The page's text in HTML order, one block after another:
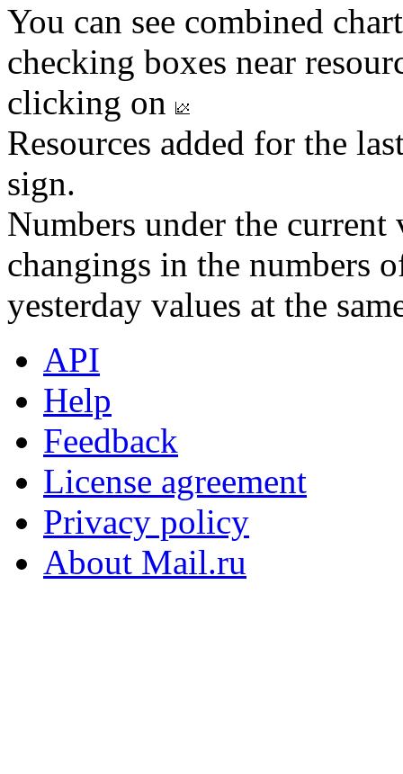
You can see combined
checking boxes near
clicking on
Resources added for the
sign.
Numbers under the
changings in the numbers
yesterday values at the
API
Help
Feedback
License agreement
Privacy policy
About Mail.ru